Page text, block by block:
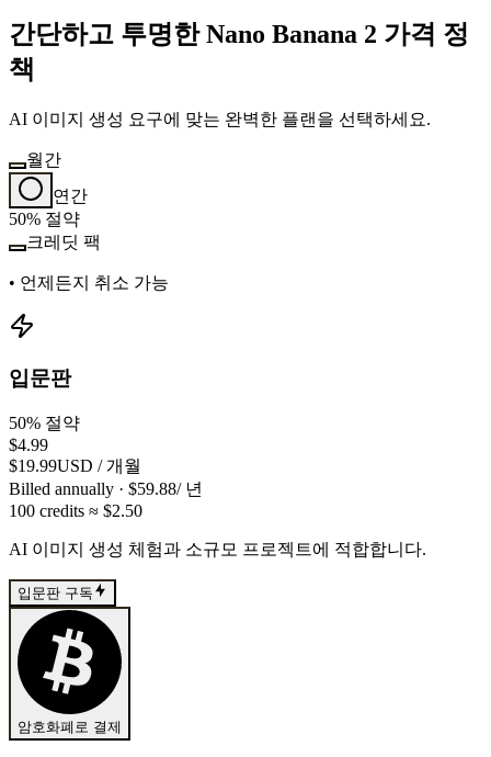
간단하고 투명한 Nano Banana 2 가격 정
책
AI 이미지 생성 요구에 맞는 완벽한 플랜을 선택하세요.
월간
연간
50% 절약
크레딧 팩
• 언제든지 취소 가능
입문판
50% 절약
$4.99
$19.99USD /개월
Billed annually · $59.88/ 년
100 credits ≈ $2.50
AI 이미지 생성 체험과 소규모 프로젝트에 적합합니다.
입문판 구독
암호화폐로 결제